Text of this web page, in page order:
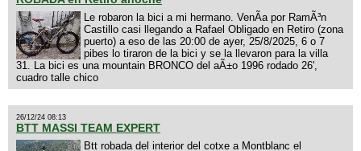
Le robaron la bici a mi hermano. VenÃ­a por RamÃ³n
Castillo casi llegando a Rafael Obligado en Retiro (zona
puerto) a eso de las 20:00 de ayer, 25/8/2025, 6 o 7
pibes lo tiraron de la bici y se la llevaron para la villa
31. La bici es una mountain BRONCO del aÃ±o 1996 rodado 26',
cuadro talle chico
26/12/24 08:13
BTT MASSI TEAM EXPERT
Btt robada del interior del cotxe a Montblanc el